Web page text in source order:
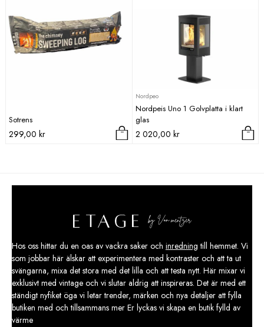
Sotrens
299,00 kr
Nordpeo
Nordpeis Uno 1 Golvplatta i klart
glas
2 020,00 kr
Hos oss hittar du en oas av vackra saker och inredning till hemmet. Vi
som jobbar här älskar att experimentera med kontraster och att ta ut
svängarna, mixa det stora med det lilla och att testa nytt. Här mixar vi
exklusivt med vintage och vi slutar aldrig att inspireras. Det är med ett
ständigt nyfiket öga vi letar trender, märken och nya detaljer att fylla
butiken med och tillsammans mer Er lyckas vi skapa en butik fylld av
värme